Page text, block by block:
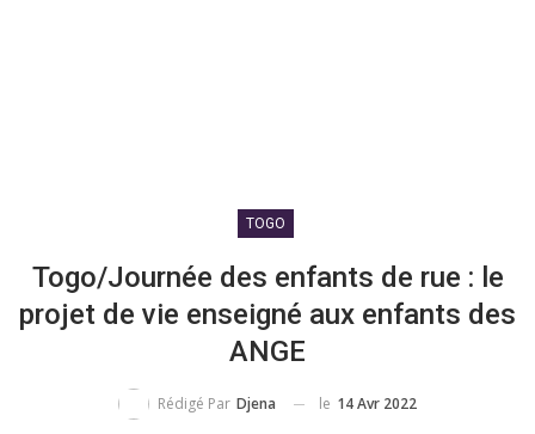
TOGO
Togo/Journée des enfants de rue : le
projet de vie enseigné aux enfants des
ANGE
Rédigé Par Djena le 14 Avr 2022